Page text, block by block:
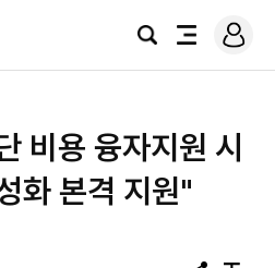
검
전
로
그
비용 융자지원 시
화 본격 지원"